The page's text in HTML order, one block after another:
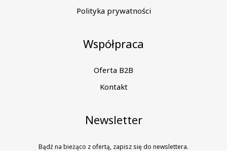
Polityka prywatności
Współpraca
Oferta B2B
Kontakt
Newsletter
Bądź na bieżąco z ofertą, zapisz się do newslettera.